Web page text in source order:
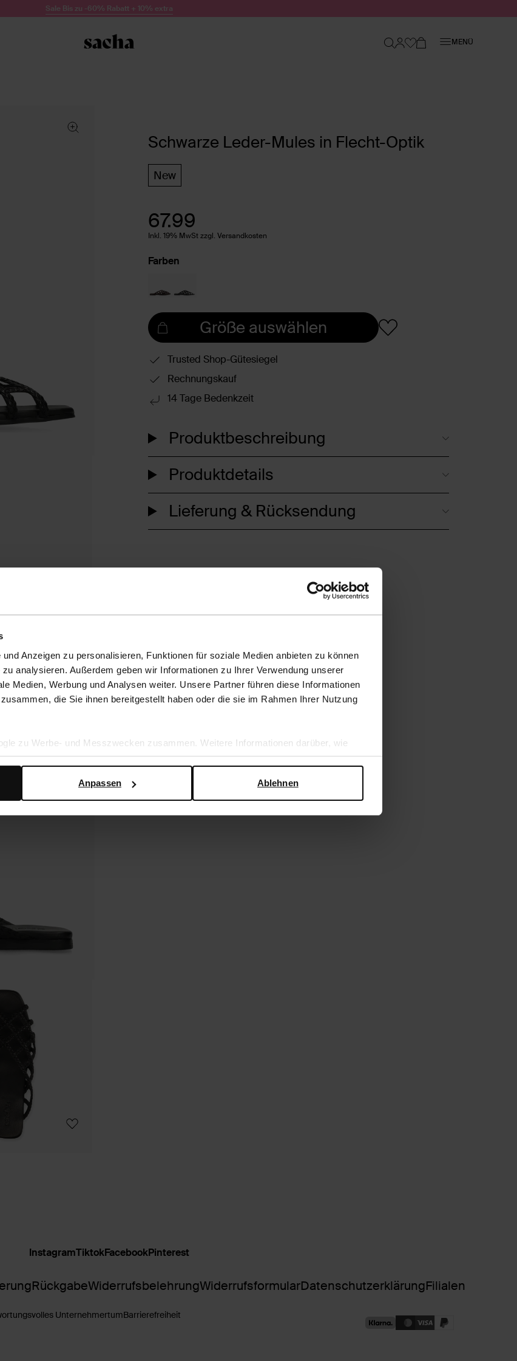
Anzeigen zu personalisieren, Funktionen für soziale Medien anbieten zu können
analysieren. Außerdem geben wir Informationen zu Ihrer Verwendung unserer
Medien, Werbung und Analysen weiter. Unsere Partner führen diese Informationen
die Sie ihnen bereitgestellt haben oder die sie im Rahmen Ihrer Nutzung
zu Werbe- und Messzwecken zusammen. Weitere Informationen darüber, wie
verwendet, finden Sie auf derSeite zur geschäftlichen Sicherheit und zum
Ablehnen
Anpassen
Sale Bis zu -60% Rabatt + 10% extra
MENÜ
Schwarze Leder-Mules in Flecht-Optik
New
67.99
Inkl. 19% MwSt zzgl. Versandkosten
Farben
Größe auswählen
Trusted Shop-Gütesiegel
Rechnungskauf
14 Tage Bedenkzeit
Produktbeschreibung
Produktdetails
Lieferung & Rücksendung
RückgabeWiderrufsbelehrungWiderrufsformularDatenschutzerklärungFilialen
InstagramTiktokFacebookPinterest
UnternehmertumBarrierefreiheit